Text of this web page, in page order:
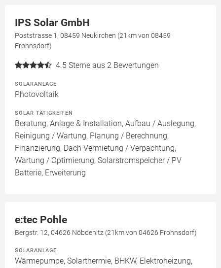
IPS Solar GmbH
Poststrasse 1, 08459 Neukirchen (21km von 08459
Frohnsdorf)
4.5 Sterne aus 2 Bewertungen
SOLARANLAGE
Photovoltaik
SOLAR TÄTIGKEITEN
Beratung, Anlage & Installation, Aufbau / Auslegung,
Reinigung / Wartung, Planung / Berechnung,
Finanzierung, Dach Vermietung / Verpachtung,
Wartung / Optimierung, Solarstromspeicher / PV
Batterie, Erweiterung
e:tec Pohle
Bergstr. 12, 04626 Nöbdenitz (21km von 04626 Frohnsdorf)
SOLARANLAGE
Wärmepumpe, Solarthermie, BHKW, Elektroheizung,